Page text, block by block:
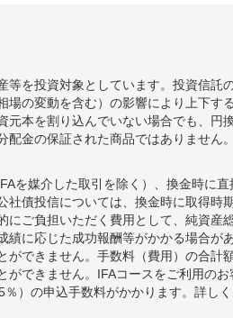
を投資対象としています。投資信託
の変動を含む）の影響により上下す
本を割り込んでいない場合でも、円
金の保証された商品ではありません。
を媒介した取引を除く）、換金時に
債投信については、換金時に取得
ご負担いただく費用として、純資
に応じた成功報酬等がかかる場合が
できません。手数料（費用）の合計
できません。IFAコースをご利用の
）の申込手数料がかかります。詳し